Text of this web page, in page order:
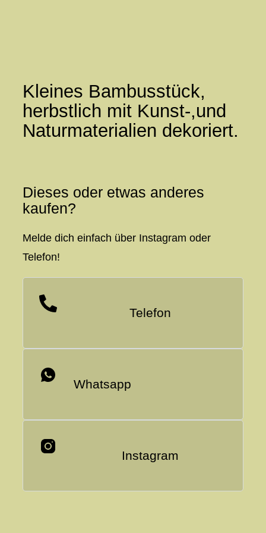
Kleines Bambusstück,
herbstlich mit Kunst-,und
Naturmaterialien dekoriert.
Dieses oder etwas anderes
kaufen?
Melde dich einfach über Instagram oder
Telefon!
Telefon
Whatsapp
Instagram